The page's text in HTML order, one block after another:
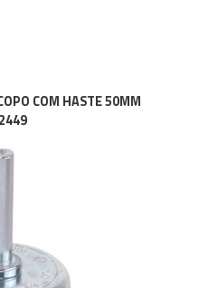
COM HASTE 50MM